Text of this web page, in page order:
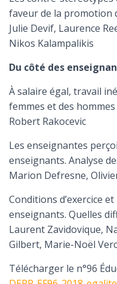
faveur de la promotion
Julie Devif, Laurence
Nikos Kalampalikis
Du côté des
À salaire égal, travail
femmes et des
Robert Rakocevic
Les enseignantes
enseignants. Analyse
Marion Defresne,
Conditions d’exercice
enseignants. Quelles
Laurent Zavidovique,
Gilbert, Marie-Noël
Télécharger le n°96